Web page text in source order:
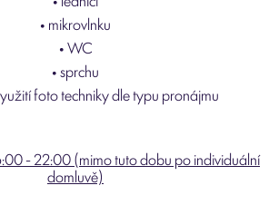
• mikrovlnku
• WC
• sprchu
foto techniky dle typu pronájmu
- 22:00 (mimo tuto dobu po individuální
domluvě)